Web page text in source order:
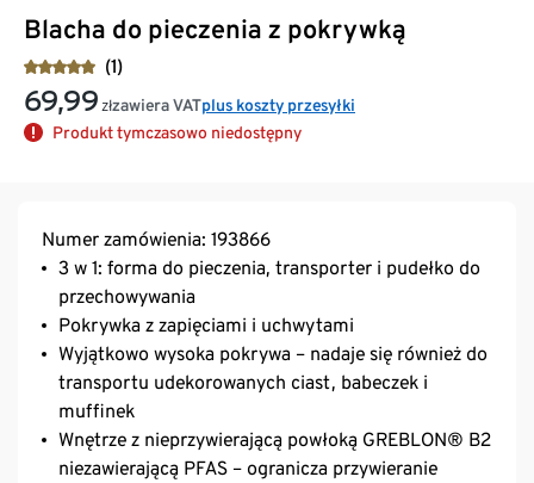
Blacha do pieczenia z pokrywką
(1)
69,99 złzawiera VATplus koszty przesyłki
Produkt tymczasowo niedostępny
Numer zamówienia: 193866
3 w 1: forma do pieczenia, transporter i pudełko do
przechowywania
Pokrywka z zapięciami i uchwytami
Wyjątkowo wysoka pokrywa – nadaje się również do
transportu udekorowanych ciast, babeczek i
muffinek
Wnętrze z nieprzywierającą powłoką GREBLON® B2
niezawierającą PFAS – ogranicza przywieranie